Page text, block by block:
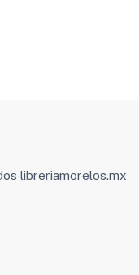
libreriamorelos.mx